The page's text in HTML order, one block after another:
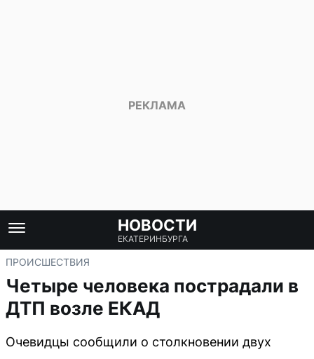
НОВОСТИ
ЕКАТЕРИНБУРГА
ПРОИСШЕСТВИЯ
Четыре человека пострадали в
ДТП возле ЕКАД
Очевидцы сообщили о столкновении двух